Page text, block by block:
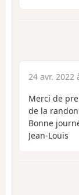
24 avr. 2022
Merci de
de la
Bonne
Jean-Louis